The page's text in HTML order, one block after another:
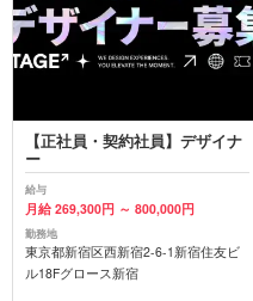
【正社員・契約社員】デザイナ
ー
給与
月給 269,300円 ～ 800,000円
勤務地
東京都新宿区西新宿2-6-1新宿住友ビ
ル18Fグロース新宿